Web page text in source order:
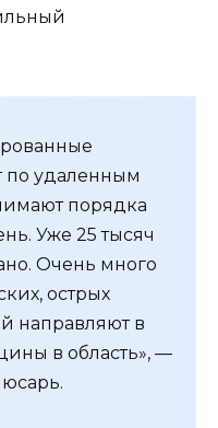
по удаленным
порядка
Уже 25 тысяч
Очень много
острых
направляют в
в область», —